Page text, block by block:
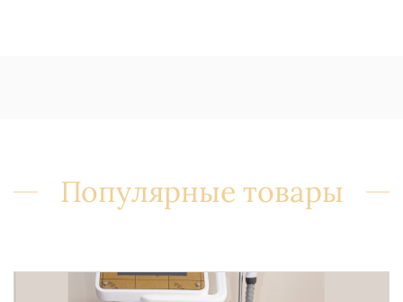
Популярные товары